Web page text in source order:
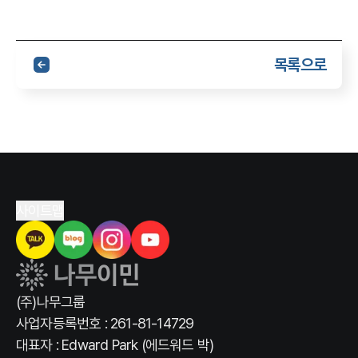
목록으로
(주)나무그룹
사업자등록번호 : 261-81-14729
대표자 : Edward Park (에드워드 박)